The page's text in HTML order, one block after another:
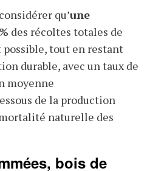
qu’une
des récoltes totales de
tout en restant
durable, avec un taux de
moyenne
de la production
naturelle des
bois de